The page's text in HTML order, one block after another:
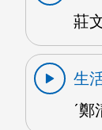
莊
生
ˊ鄭